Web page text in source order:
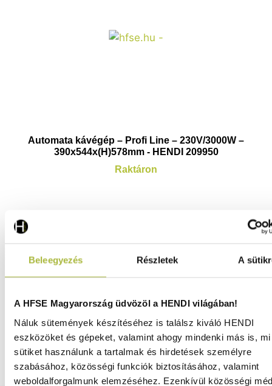
Beleegyezés Részletek A
A HFSE Magyarország üdvözöl a HENDI világában!
Náluk sütemények készítéséhez is találsz kiváló HENDI
eszközöket és gépeket, valamint ahogy mindenki más is,
sütiket használunk a tartalmak és hirdetések személyre
szabásához, közösségi funkciók biztosításához, valamint
weboldalforgalmunk elemzéséhez. Ezenkívül közösségi
Automata kávégép – Profi Line – 230V/3000W –
390x544x(H)578mm - HENDI 209950
Raktáron
Ingyenes szállítás 25 000 Ft felett
Szállítás akár 1 munkanapon belül
Mindig a legkedvezőbb HENDI árak
Több mint 2000 termék raktáron